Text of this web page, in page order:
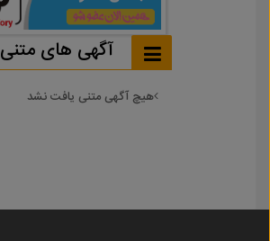
آگهی های متنی
هیچ آگهی متنی یافت نشد